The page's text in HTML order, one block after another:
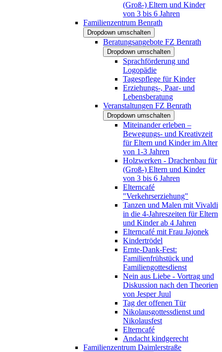
(Groß-) Eltern und Kinder
von 3 bis 6 Jahren
Familienzentrum Benrath
Dropdown umschalten
Beratungsangebote FZ Benrath
Dropdown umschalten
Sprachförderung und
Logopädie
Tagespflege für Kinder
Erziehungs-, Paar- und
Lebensberatung
Veranstaltungen FZ Benrath
Dropdown umschalten
Miteinander erleben –
Bewegungs- und Kreativzeit
für Eltern und Kinder im Alter
von 1-3 Jahren
Holzwerken - Drachenbau für
(Groß-) Eltern und Kinder
von 3 bis 6 Jahren
Elterncafé
"Verkehrserziehung"
Tanzen und Malen mit Vivaldi
in die 4-Jahreszeiten für Eltern
und Kinder ab 4 Jahren
Elterncafé mit Frau Jajonek
Kindertrödel
Ernte-Dank-Fest:
Familienfrühstück und
Familiengottesdienst
Nein aus Liebe - Vortrag und
Diskussion nach den Theorien
von Jesper Juul
Tag der offenen Tür
Nikolausgottessdienst und
Nikolausfest
Elterncafé
Andacht kindgerecht
Familienzentrum Daimlerstraße